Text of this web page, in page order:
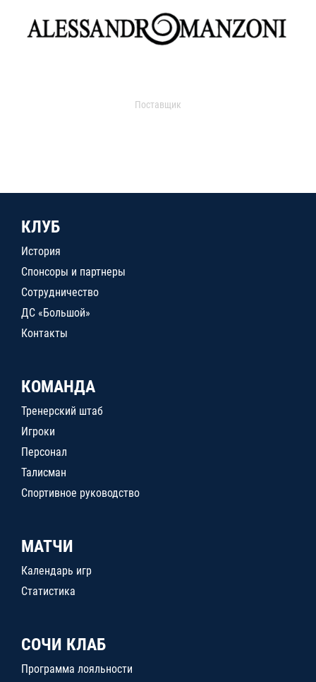
Поставщик
КЛУБ
История
Спонсоры и партнеры
Сотрудничество
ДС «Большой»
Контакты
КОМАНДА
Тренерский штаб
Игроки
Персонал
Талисман
Спортивное руководство
МАТЧИ
Календарь игр
Статистика
СОЧИ КЛАБ
Программа лояльности